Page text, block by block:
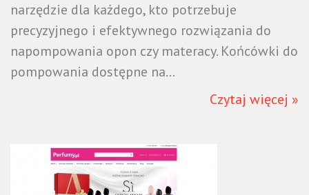
narzędzie dla każdego, kto potrzebuje
precyzyjnego i efektywnego rozwiązania do
napompowania opon czy materacy. Końcówki do
pompowania dostępne na...
Czytaj więcej »